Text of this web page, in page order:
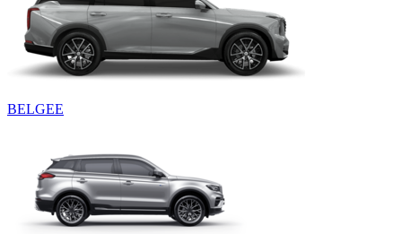
BELGEE